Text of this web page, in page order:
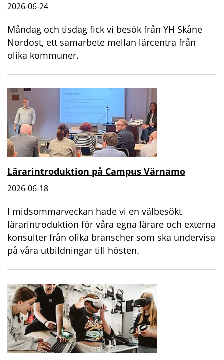
2026-06-24
Måndag och tisdag fick vi besök från YH Skåne
Nordost, ett samarbete mellan lärcentra från
olika kommuner.
Lärarintroduktion på Campus Värnamo
2026-06-18
I midsommarveckan hade vi en välbesökt
lärarintroduktion för våra egna lärare och externa
konsulter från olika branscher som ska undervisa
på våra utbildningar till hösten.